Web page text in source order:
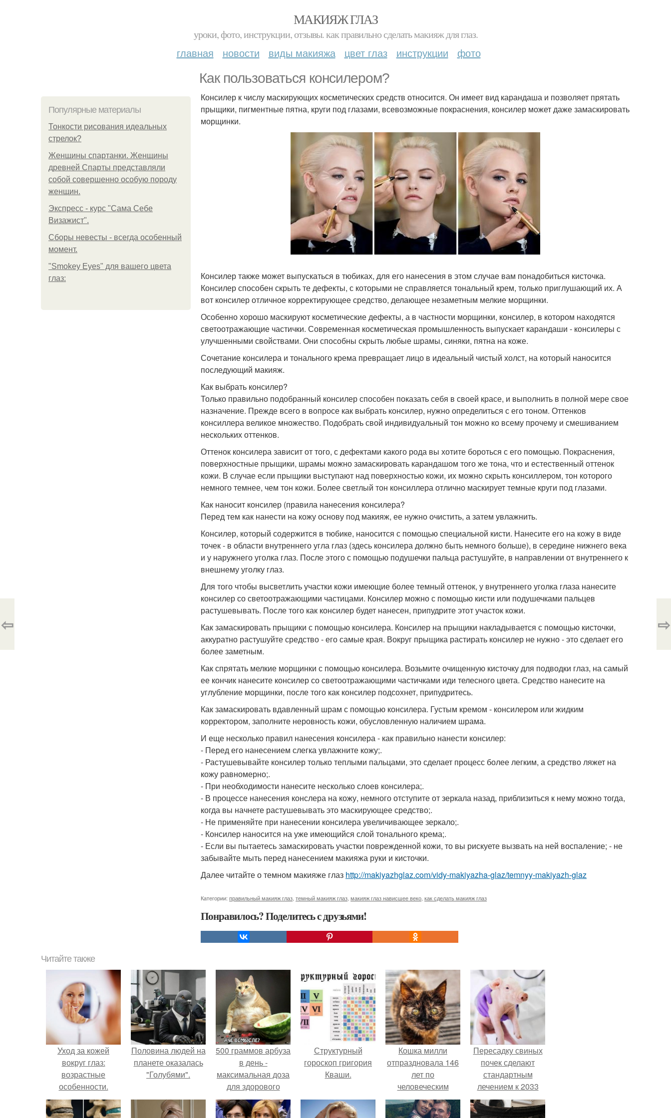
МАКИЯЖ ГЛАЗ
уроки, фото, инструкции, отзывы. как правильно сделать макияж для глаз.
главная новости виды макияжа цвет глаз инструкции фото
Как пользоваться консилером?
Популярные материалы
Тонкости рисования идеальных
стрелок?
Женщины спартанки. Женщины
древней Спарты представляли
собой совершенно особую породу
женщин.
Экспресс - курс "Сама Себе
Визажист".
Сборы невесты - всегда особенный
момент.
"Smokey Eyes" для вашего цвета
глаз:
Консилер к числу маскирующих косметических средств относится. Он имеет вид карандаша и позволяет прятать
прыщики, пигментные пятна, круги под глазами, всевозможные покраснения, консилер может даже замаскировать
морщинки.
Консилер также может выпускаться в тюбиках, для его нанесения в этом случае вам понадобиться кисточка.
Консилер способен скрыть те дефекты, с которыми не справляется тональный крем, только приглушающий их. А
вот консилер отличное корректирующее средство, делающее незаметным мелкие морщинки.
Особенно хорошо маскируют косметические дефекты, а в частности морщинки, консилер, в котором находятся
светоотражающие частички. Современная косметическая промышленность выпускает карандаши - консилеры с
улучшенными свойствами. Они способны скрыть любые шрамы, синяки, пятна на коже.
Сочетание консилера и тонального крема превращает лицо в идеальный чистый холст, на который наносится
последующий макияж.
Как выбрать консилер?
Только правильно подобранный консилер способен показать себя в своей красе, и выполнить в полной мере свое
назначение. Прежде всего в вопросе как выбрать консилер, нужно определиться с его тоном. Оттенков
консиллера великое множество. Подобрать свой индивидуальный тон можно ко всему прочему и смешиванием
нескольких оттенков.
Оттенок консилера зависит от того, с дефектами какого рода вы хотите бороться с его помощью. Покраснения,
поверхностные прыщики, шрамы можно замаскировать карандашом того же тона, что и естественный оттенок
кожи. В случае если прыщики выступают над поверхностью кожи, их можно скрыть консиллером, тон которого
немного темнее, чем тон кожи. Более светлый тон консиллера отлично маскирует темные круги под глазами.
Как наносит консилер (правила нанесения консилера?
Перед тем как нанести на кожу основу под макияж, ее нужно очистить, а затем увлажнить.
Консилер, который содержится в тюбике, наносится с помощью специальной кисти. Нанесите его на кожу в виде
точек - в области внутреннего угла глаз (здесь консилера должно быть немного больше), в середине нижнего века
и у наружнего уголка глаз. После этого с помощью подушечки пальца растушуйте, в направлении от внутреннего к
внешнему уголку глаз.
Для того чтобы высветлить участки кожи имеющие более темный оттенок, у внутреннего уголка глаза нанесите
консилер со светоотражающими частицами. Консилер можно с помощью кисти или подушечками пальцев
растушевывать. После того как консилер будет нанесен, припудрите этот участок кожи.
Как замаскировать прыщики с помощью консилера. Консилер на прыщики накладывается с помощью кисточки,
аккуратно растушуйте средство - его самые края. Вокруг прыщика растирать консилер не нужно - это сделает его
более заметным.
Как спрятать мелкие морщинки с помощью консилера. Возьмите очищенную кисточку для подводки глаз, на самый
ее кончик нанесите консилер со светоотражающими частичками иди телесного цвета. Средство нанесите на
углубление морщинки, после того как консилер подсохнет, припудритесь.
Как замаскировать вдавленный шрам с помощью консилера. Густым кремом - консилером или жидким
корректором, заполните неровность кожи, обусловленную наличием шрама.
И еще несколько правил нанесения консилера - как правильно нанести консилер:
- Перед его нанесением слегка увлажните кожу;.
- Растушевывайте консилер только теплыми пальцами, это сделает процесс более легким, а средство ляжет на
кожу равномерно;.
- При необходимости нанесите несколько слоев консилера;.
- В процессе нанесения конслера на кожу, немного отступите от зеркала назад, приблизиться к нему можно тогда,
когда вы начнете растушевывать это маскирующее средство;.
- Не применяйте при нанесении консилера увеличивающее зеркало;.
- Консилер наносится на уже имеющийся слой тонального крема;.
- Если вы пытаетесь замаскировать участки поврежденной кожи, то вы рискуете вызвать на ней воспаление; - не
забывайте мыть перед нанесением макияжа руки и кисточки.
Далее читайте о темном макияже глаз http://makiyazhglaz.com/vidy-makiyazha-glaz/temnyy-makiyazh-glaz
Категории: правильный макияж глаз темный макияж глаз макияж глаз нависшее веко как сделать макияж глаз
Понравилось? Поделитесь с друзьями!
⇦ ⇨
Читайте также
Уход за кожей
вокруг глаз:
возрастные
особенности.
Половина людей на
планете оказалась
"Голубями".
500 граммов арбуза
в день -
максимальная доза
для здорового
взрослого,
предупредили
Структурный
гороскоп григория
Кваши.
Кошка милли
отпраздновала 146
лет по
человеческим
Меркам и
претендует на
Пересадку свиных
почек сделают
стандартным
лечением к 2033
году в Японии.